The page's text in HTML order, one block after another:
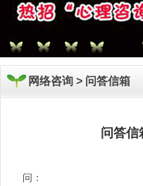
网络咨询 > 问答信箱
问答
问：